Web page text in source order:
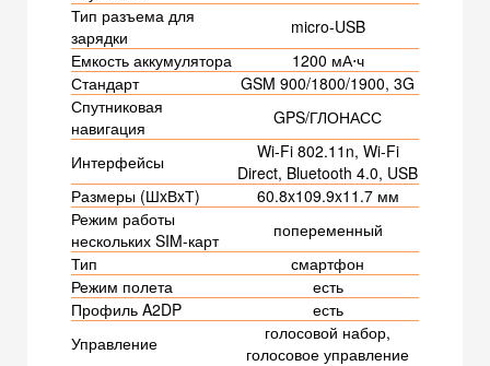
Тип разъема для
зарядки
micro-USB
Емкость аккумулятора
1200 мА⋅ч
Стандарт
GSM 900/1800/1900, 3G
Спутниковая
навигация
GPS/ГЛОНАСС
Интерфейсы
Wi-Fi 802.11n, Wi-Fi
Direct, Bluetooth 4.0, USB
Размеры (ШxВxТ)
60.8x109.9x11.7 мм
Режим работы
нескольких SIM-карт
попеременный
Тип
смартфон
Режим полета
есть
Профиль A2DP
есть
Управление
голосовой набор,
голосовое управление